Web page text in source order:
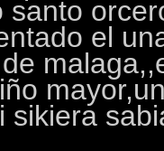
santo
el
sikiera